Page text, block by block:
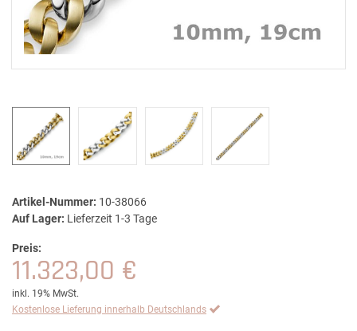
Artikel-Nummer: 10-38066
Auf Lager: Lieferzeit 1-3 Tage
Preis:
11.323,00 €
inkl. 19% MwSt.
Kostenlose Lieferung innerhalb Deutschlands